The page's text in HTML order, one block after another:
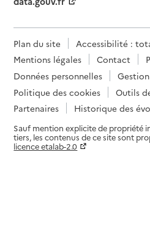
Plan du site
Accessibilité :
Mentions légales
Contact
Données personnelles
Politique des cookies
Outils
Partenaires
Historique des
Sauf mention explicite de propriété
tiers, les contenus de ce site sont
licence etalab-2.0